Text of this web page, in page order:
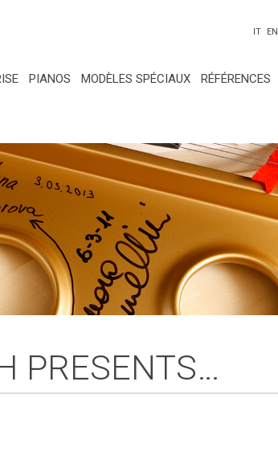
IT EN
PIANOS MODÈLES SPÉCIAUX RÉFÉRENCES
PRESENTS…